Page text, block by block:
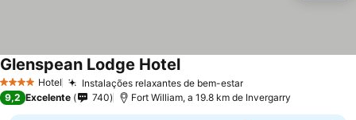
4 EstrelasHotel Instalações relaxantes de bem-estarVer preços
Glenspean Lodge HotelVer preços
9,2 Excelente 740 Fort William, a 19.8 km de Invergarry